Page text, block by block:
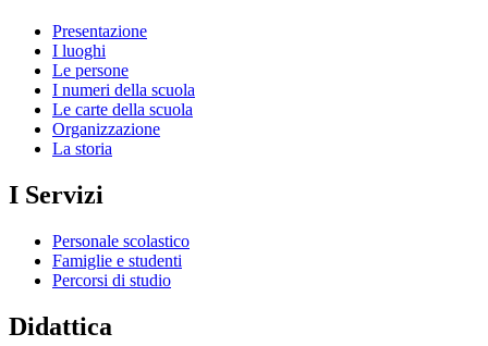
Presentazione
I luoghi
Le persone
I numeri della scuola
Le carte della scuola
Organizzazione
La storia
I Servizi
Personale scolastico
Famiglie e studenti
Percorsi di studio
Didattica